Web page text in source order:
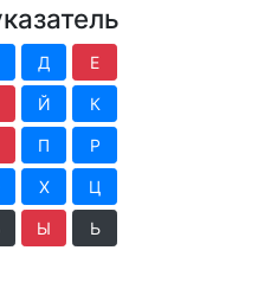
Д Е
Й К
П Р
Х Ц
Ы Ь